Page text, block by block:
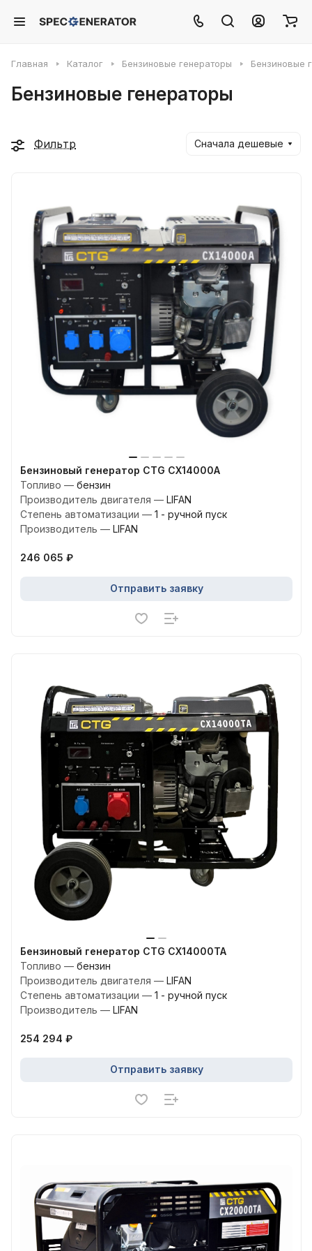
Главная Каталог Бензиновые генераторы Бензиновые
Бензиновые генераторы
Фильтр Сначала дешевые
Бензиновый генератор CTG CX14000A
Топливо — бензин
Производитель двигателя — LIFAN
Степень автоматизации — 1 - ручной пуск
Производитель — LIFAN
246 065 ₽
Отправить заявку
Бензиновый генератор CTG CX14000TA
Топливо — бензин
Производитель двигателя — LIFAN
Степень автоматизации — 1 - ручной пуск
Производитель — LIFAN
254 294 ₽
Отправить заявку